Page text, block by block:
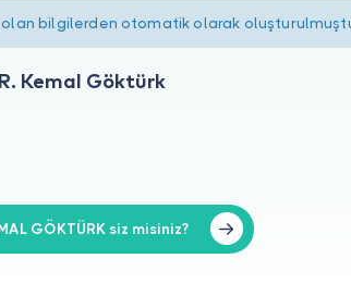
olan bilgilerden otomatik olarak
Kemal Göktürk
GÖKTÜRK siz misiniz?